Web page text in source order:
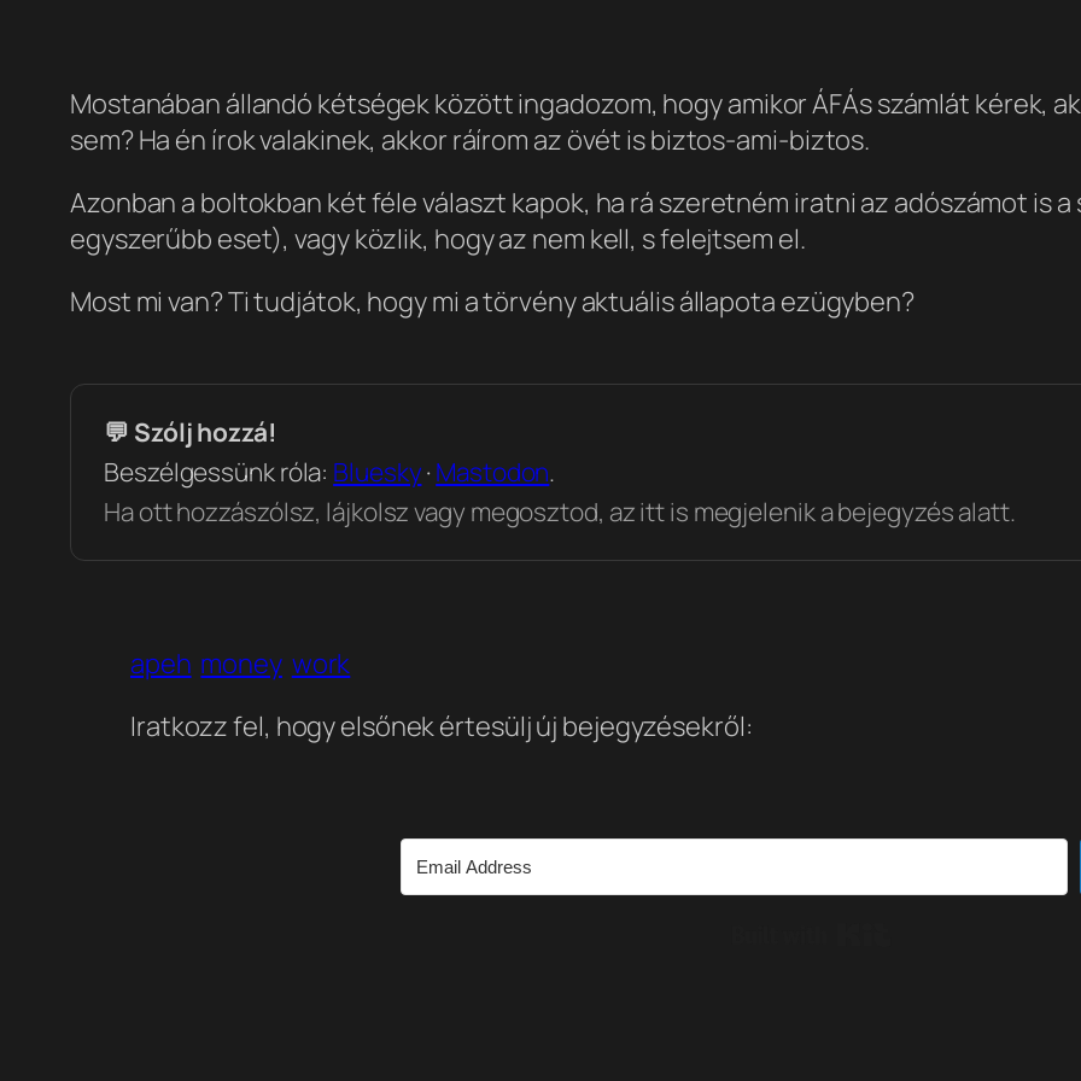
Mostanában állandó kétségek között ingadozom, hogy amikor ÁFÁs számlát kérek,
sem? Ha én írok valakinek, akkor ráírom az övét is biztos-ami-biztos.
Azonban a boltokban két féle választ kapok, ha rá szeretném iratni az adószámot is a
egyszerűbb eset), vagy közlik, hogy az nem kell, s felejtsem el.
Most mi van? Ti tudjátok, hogy mi a törvény aktuális állapota ezügyben?
💬 Szólj hozzá!
Beszélgessünk róla: Bluesky·Mastodon.
Ha ott hozzászólsz, lájkolsz vagy megosztod, az itt is megjelenik a bejegyzés alatt.
apeh money work
Iratkozz fel, hogy elsőnek értesülj új bejegyzésekről: